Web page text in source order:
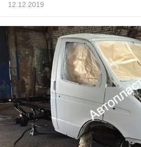
12.12.2019